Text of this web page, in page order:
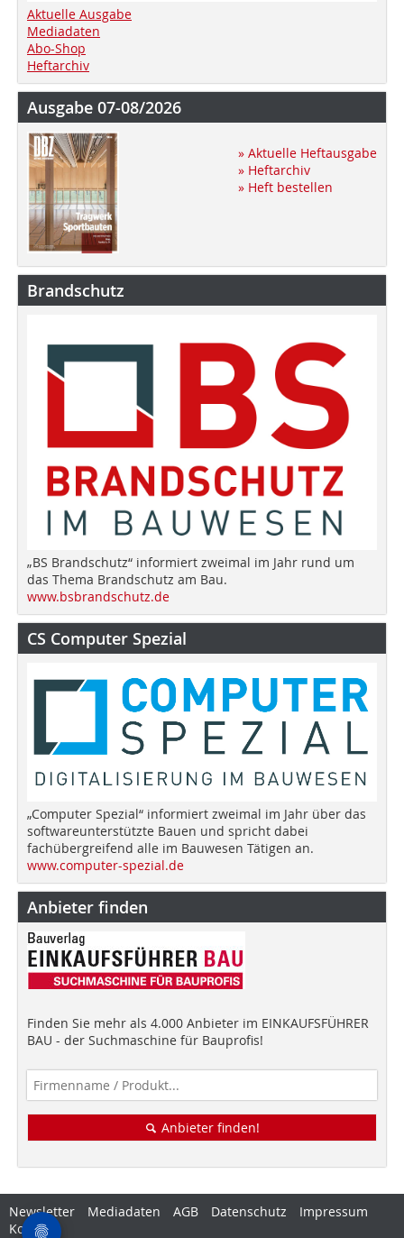
Aktuelle Ausgabe
Mediadaten
Abo-Shop
Heftarchiv
Ausgabe 07-08/2026
» Aktuelle Heftausgabe
» Heftarchiv
» Heft bestellen
Brandschutz
„BS Brandschutz“ informiert zweimal im Jahr rund um
das Thema Brandschutz am Bau.
www.bsbrandschutz.de
CS Computer Spezial
„Computer Spezial“ informiert zweimal im Jahr über das
softwareunterstützte Bauen und spricht dabei
fachübergreifend alle im Bauwesen Tätigen an.
www.computer-spezial.de
Anbieter finden
Finden Sie mehr als 4.000 Anbieter im EINKAUFSFÜHRER
BAU - der Suchmaschine für Bauprofis!
Anbieter finden!
Newsletter Mediadaten AGB Datenschutz
Impressum
Kontakt